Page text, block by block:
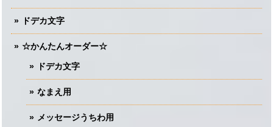
ドデカ文字
☆かんたんオーダー☆
ドデカ文字
なまえ用
メッセージうちわ用